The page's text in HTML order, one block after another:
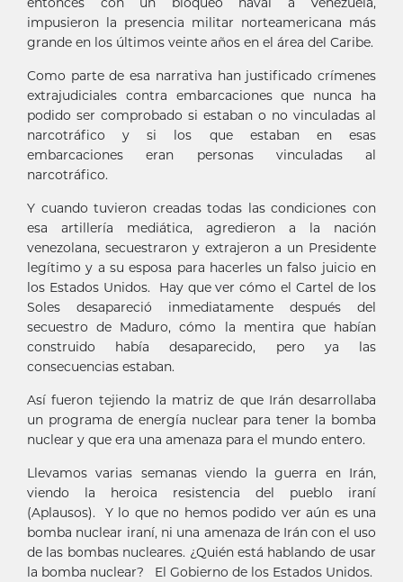
impusieron la presencia militar norteamericana más
grande en los últimos veinte años en el área del Caribe.
Como parte de esa narrativa han justificado crímenes
extrajudiciales contra embarcaciones que nunca ha
podido ser comprobado si estaban o no vinculadas al
narcotráfico y si los que estaban en esas
embarcaciones eran personas vinculadas al
narcotráfico.
Y cuando tuvieron creadas todas las condiciones con
esa artillería mediática, agredieron a la nación
venezolana, secuestraron y extrajeron a un Presidente
legítimo y a su esposa para hacerles un falso juicio en
los Estados Unidos. Hay que ver cómo el Cartel de los
Soles desapareció inmediatamente después del
secuestro de Maduro, cómo la mentira que habían
construido había desaparecido, pero ya las
consecuencias estaban.
Así fueron tejiendo la matriz de que Irán desarrollaba
un programa de energía nuclear para tener la bomba
nuclear y que era una amenaza para el mundo entero.
Llevamos varias semanas viendo la guerra en Irán,
viendo la heroica resistencia del pueblo iraní
(Aplausos). Y lo que no hemos podido ver aún es una
bomba nuclear iraní, ni una amenaza de Irán con el uso
de las bombas nucleares. ¿Quién está hablando de usar
la bomba nuclear? El Gobierno de los Estados Unidos.